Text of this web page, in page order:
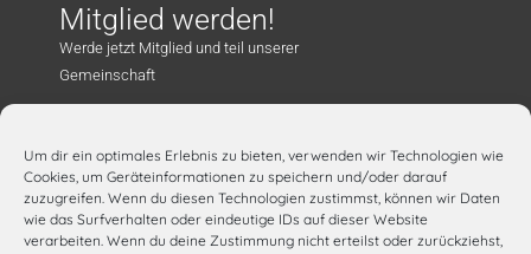
Um dir ein optimales Erlebnis zu bieten, verwenden wir Technologien wie
Cookies, um Geräteinformationen zu speichern und/oder darauf
zuzugreifen. Wenn du diesen Technologien zustimmst, können wir Daten
wie das Surfverhalten oder eindeutige IDs auf dieser Website
verarbeiten. Wenn du deine Zustimmung nicht erteilst oder zurückziehst,
Mitglied werden!
Werde jetzt Mitglied und teil unserer
Gemeinschaft
Kontakt
Familienzentrum „Müze“ e.V. – Mehrgenerationenhaus
Joseph-Schneider-Str. 1, 65549 Limburg